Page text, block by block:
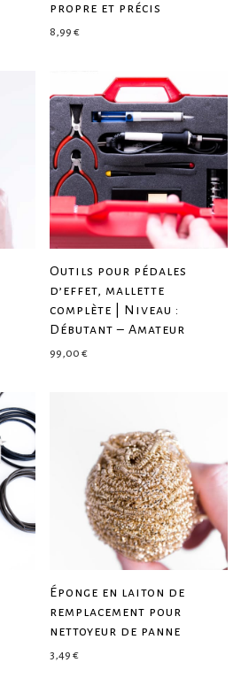
propre et précis
8,99 €
Outils pour pédales
d’effet, mallette
complète | Niveau :
Débutant – Amateur
99,00 €
Éponge en laiton de
remplacement pour
nettoyeur de panne
3,49 €